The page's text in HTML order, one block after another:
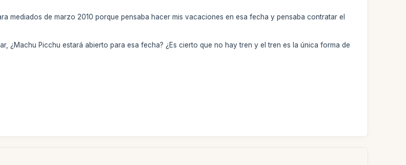
mediados de marzo 2010 porque pensaba hacer mis vacaciones en esa fecha y pensaba contratar el
¿Machu Picchu estará abierto para esa fecha? ¿Es cierto que no hay tren y el tren es la única forma de